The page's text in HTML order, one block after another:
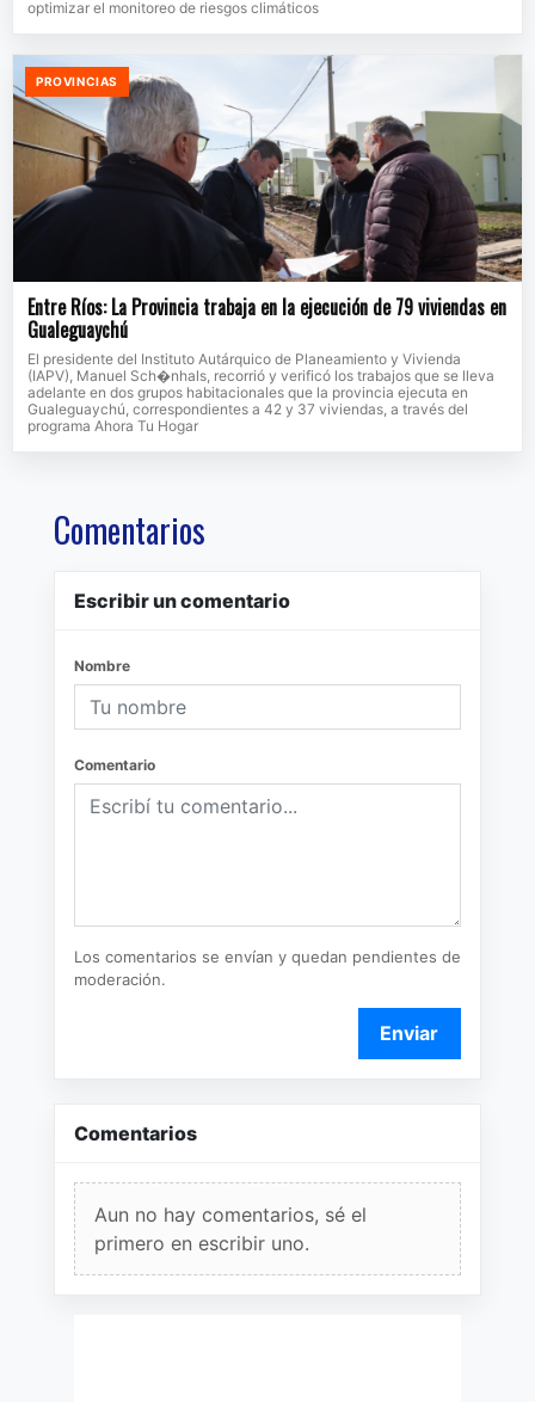
optimizar el monitoreo de riesgos climáticos
PROVINCIAS
Entre Ríos: La Provincia trabaja en la ejecución de 79 viviendas en
Gualeguaychú
El presidente del Instituto Autárquico de Planeamiento y Vivienda
(IAPV), Manuel Sch�nhals, recorrió y verificó los trabajos que se lleva
adelante en dos grupos habitacionales que la provincia ejecuta en
Gualeguaychú, correspondientes a 42 y 37 viviendas, a través del
programa Ahora Tu Hogar
Comentarios
Escribir un comentario
Nombre
Comentario
Los comentarios se envían y quedan pendientes de
moderación.
Enviar
Comentarios
Aun no hay comentarios, sé el
primero en escribir uno.